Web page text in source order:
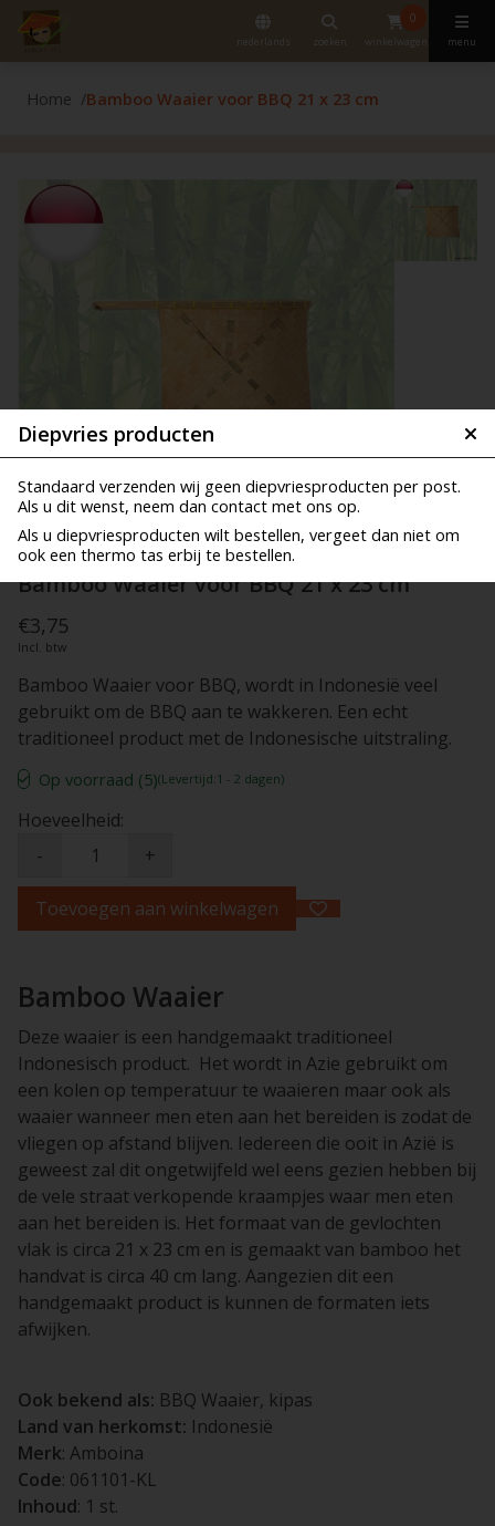
nederlands zoeken
0
winkelwagen menu
Diepvries producten
Standaard verzenden wij geen diepvriesproducten per post.
Als u dit wenst, neem dan contact met ons op.
Als u diepvriesproducten wilt bestellen, vergeet dan niet om
ook een thermo tas erbij te bestellen.
Home Bamboo Waaier voor BBQ 21 x 23 cm
Bamboo Waaier voor BBQ 21 x 23 cm
€3,75
Incl. btw
Bamboo Waaier voor BBQ, wordt in Indonesië veel
gebruikt om de BBQ aan te wakkeren. Een echt
traditioneel product met de Indonesische uitstraling.
Op voorraad (5)(Levertijd:1 - 2 dagen)
Hoeveelheid:
-
+
Toevoegen aan winkelwagen
Bamboo Waaier
Deze waaier is een handgemaakt traditioneel
Indonesisch product. Het wordt in Azie gebruikt om
een kolen op temperatuur te waaieren maar ook als
waaier wanneer men eten aan het bereiden is zodat de
vliegen op afstand blijven. Iedereen die ooit in Azië is
geweest zal dit ongetwijfeld wel eens gezien hebben bij
de vele straat verkopende kraampjes waar men eten
aan het bereiden is. Het formaat van de gevlochten
vlak is circa 21 x 23 cm en is gemaakt van bamboo het
handvat is circa 40 cm lang. Aangezien dit een
handgemaakt product is kunnen de formaten iets
afwijken.
Ook bekend als: BBQ Waaier, kipas
Land van herkomst: Indonesië
Merk: Amboina
Code: 061101-KL
Inhoud: 1 st.